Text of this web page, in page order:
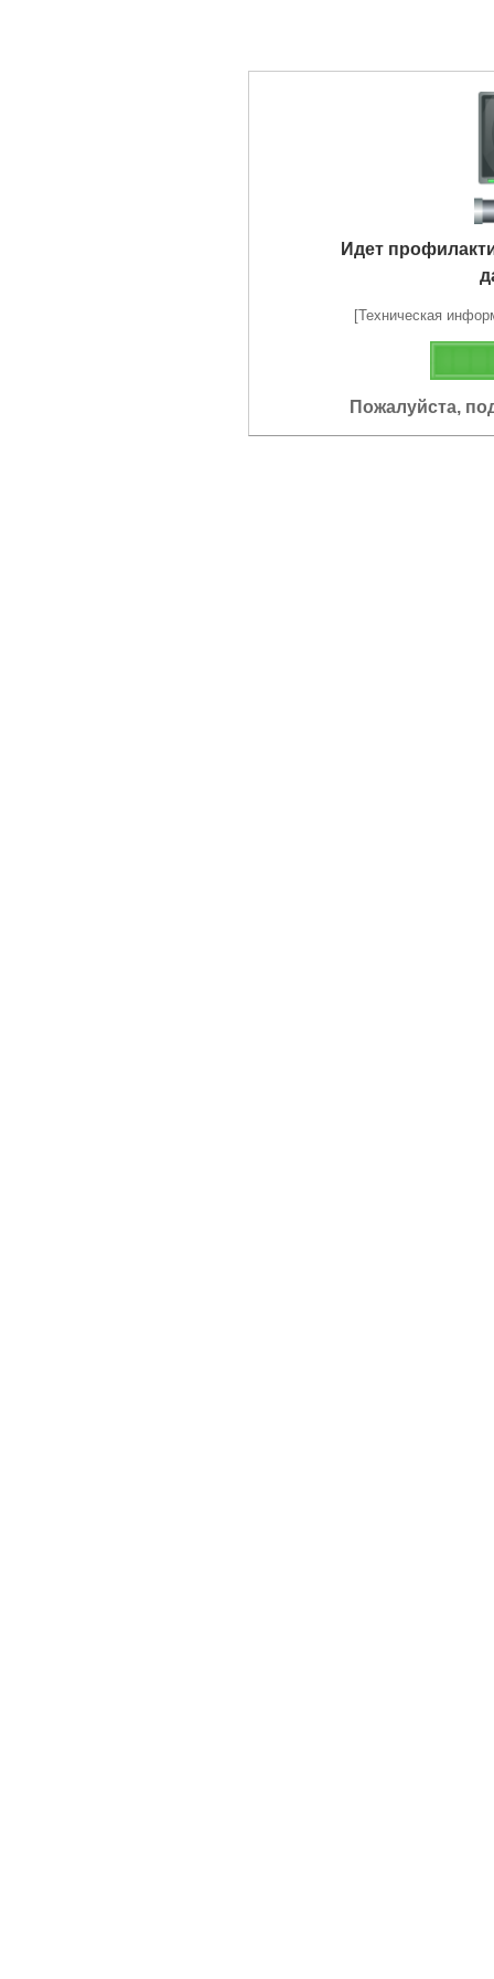
Идет
[Техническая
Пожалуйста,